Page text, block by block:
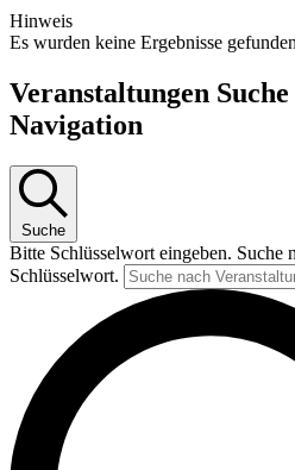
Hinweis
Es wurden keine Ergebnisse
Veranstaltungen
Navigation
Suche
Bitte Schlüsselwort eingeben. Suche
Schlüsselwort.